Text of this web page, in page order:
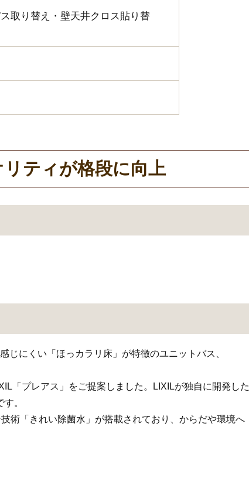
取り替え・壁天井クロス貼り替
ティが格段に向上
にくい「ほっカラリ床」が特徴のユニットバス、
「プレアス」をご提案しました。LIXILが独自に開発した
。
術「きれい除菌水」が搭載されており、からだや環境へ